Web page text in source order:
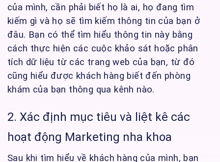
của mình, cần phải biết họ là ai, họ đang tìm
kiếm gì và họ sẽ tìm kiếm thông tin của bạn ở
đâu. Bạn có thể tìm hiểu thông tin này bằng
cách thực hiện các cuộc khảo sát hoặc phân
tích dữ liệu từ các trang web của bạn, từ đó
cũng hiểu được khách hàng biết đến phòng
khám của bạn thông qua kênh nào.
2. Xác định mục tiêu và liệt kê các
hoạt động Marketing nha khoa
Sau khi tìm hiểu về khách hàng của mình, bạn